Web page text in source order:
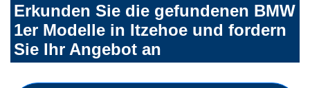
Erkunden Sie die gefundenen BMW
1er Modelle in Itzehoe und fordern
Sie Ihr Angebot an